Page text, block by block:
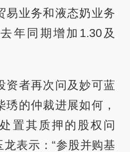
易业务和液态奶业务
年同期增加1.30及
资者再次问及妙可蓝
琇的仲裁进展如何，
置其质押的股权问
表示：“参股并购基